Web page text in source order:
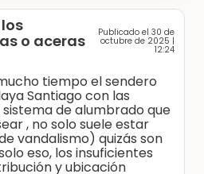
o aceras
Publicado el 30 de
octubre de 2025 |
12:24
tiempo el sendero
Santiago con las
de alumbrado que
, no solo suele estar
vandalismo) quizás son
eso, los insuficientes
y ubicación